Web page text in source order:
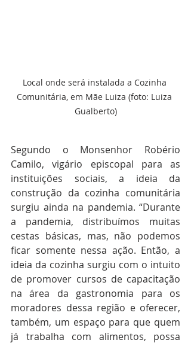
Local onde será instalada a Cozinha
Comunitária, em Mãe Luiza (foto: Luiza
Gualberto)
Segundo o Monsenhor Robério
Camilo, vigário episcopal para as
instituições sociais, a ideia da
construção da cozinha comunitária
surgiu ainda na pandemia. “Durante
a pandemia, distribuímos muitas
cestas básicas, mas, não podemos
ficar somente nessa ação. Então, a
ideia da cozinha surgiu com o intuito
de promover cursos de capacitação
na área da gastronomia para os
moradores dessa região e oferecer,
também, um espaço para que quem
já trabalha com alimentos, possa